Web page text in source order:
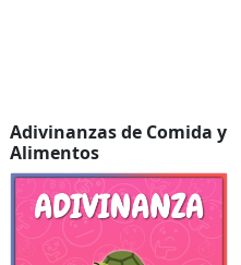
Adivinanzas de Comida y
Alimentos